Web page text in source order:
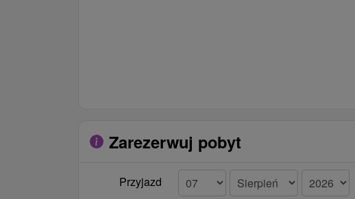
Zarezerwuj pobyt
Przyjazd